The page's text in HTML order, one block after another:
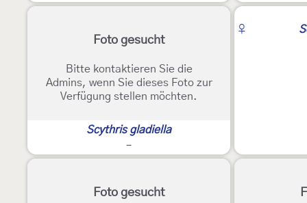
Foto gesucht
Bitte kontaktieren Sie die
Admins, wenn Sie dieses Foto zur
Verfügung stellen möchten.
Scythris gladiella
-
♀
Foto gesucht